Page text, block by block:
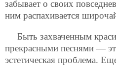
забывает о своих
ним распахивается
Быть захваченным
прекрасными песнями —
эстетическая проблема.